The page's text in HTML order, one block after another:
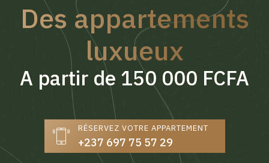
Des appartements
luxueux
A partir de 150 000 FCFA
RÉSERVEZ VOTRE APPARTEMENT
+237 697 75 57 29